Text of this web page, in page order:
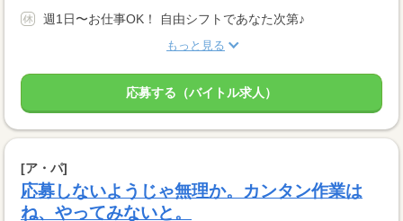
週1日〜お仕事OK！ 自由シフトであなた次第♪
もっと見る
応募する（バイトル求人）
[ア・パ]
応募しないようじゃ無理か。カンタン作業は
ね、やってみないと。